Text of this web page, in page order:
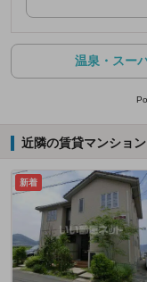
温泉・スー
近隣の賃貸マンション
新着